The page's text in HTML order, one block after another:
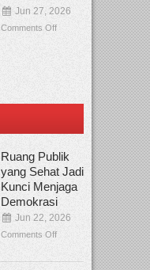
Jun 27, 2026
Comments Off
Ruang Publik
yang Sehat Jadi
Kunci Menjaga
Demokrasi
Jun 22, 2026
Comments Off